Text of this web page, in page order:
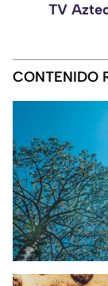
TV
CONTENIDO